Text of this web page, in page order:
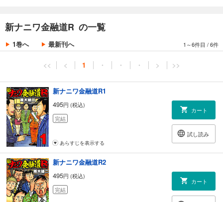
75発目 恵里香の思惑！
最終話 ここで生きます!!
新ナニワ金融道R の一覧
1巻へ 最新刊へ 1～6件目 /6件
<< < 1 ・ ・ ・ > >>
新ナニワ金融道R1
495円 (税込)
完結
カート
試し読み
あらすじを表示する
新ナニワ金融道R2
495円 (税込)
完結
カート